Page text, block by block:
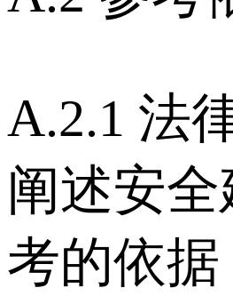
A.2.1 法
阐述安
考的依